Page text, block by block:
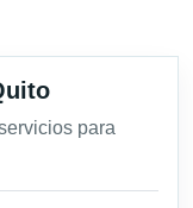
para